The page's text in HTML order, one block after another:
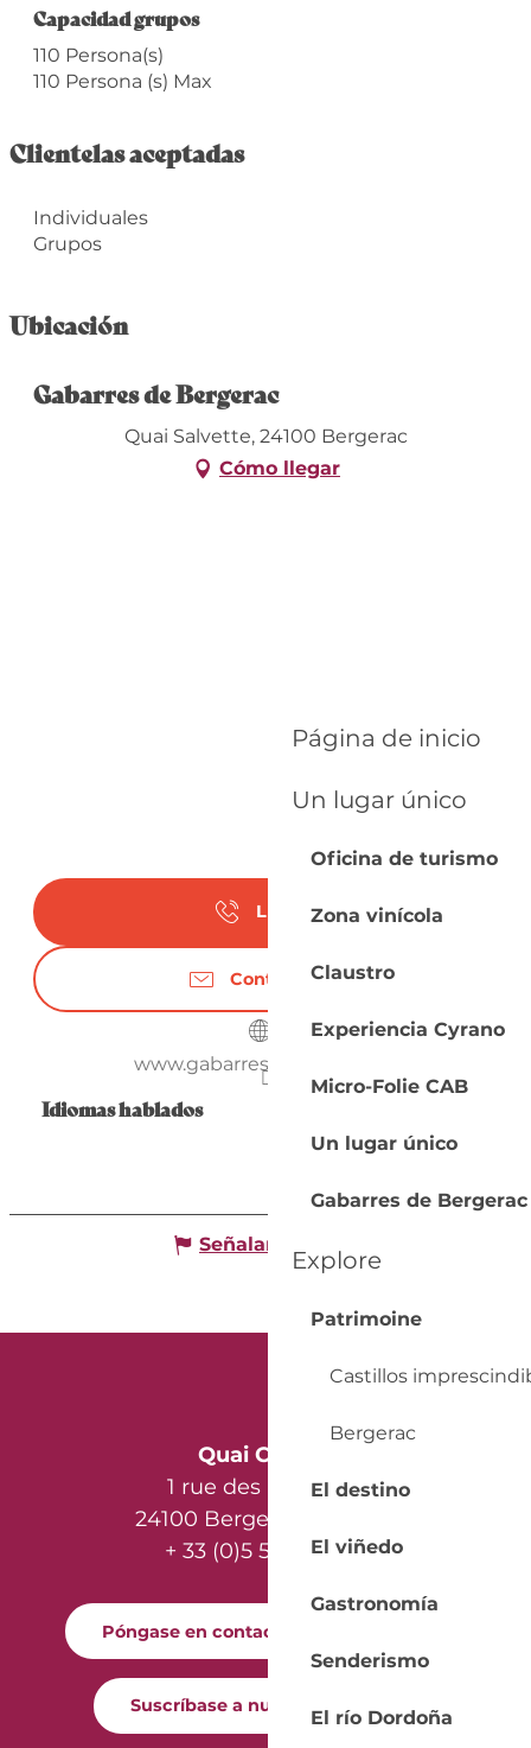
Página de inicio
Un lugar único
Oficina de turismo
Zona vinícola
Claustro
Experiencia Cyrano
Micro-Folie CAB
Un lugar único
Gabarres de Bergerac
Explore
Patrimoine
Castillos
Bergerac
El destino
El viñedo
Gastronomía
Senderismo
El río Dordoña
Capacidad grupos
Capacidad grupos
110 Persona(s)
110 Persona (s) Max
Clientelas aceptadas
Individuales
Grupos
Ubicación
Gabarres de Bergerac
Quai Salvette, 24100 Bergerac
Cómo llegar
Llamar
Contáctenos
www.gabarresdebergerac.fr
Idiomas hablados
Idiomas hablados
Señalar un error
Quai Cyrano
1 rue des Récollets
24100 Bergerac - France
+ 33 (0)5 53 57 03 11
Póngase en contacto con nosotros
Suscríbase a nuestro boletín